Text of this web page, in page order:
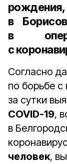
рождения
в
в
с
Согласно
по борьбе с
за сутки
COVID-19,
в
человек,